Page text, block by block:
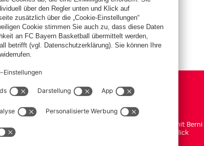
Straße
Memoryspaß
Berni schaut
Unterwegs mit Berni
Bernis Rückklick